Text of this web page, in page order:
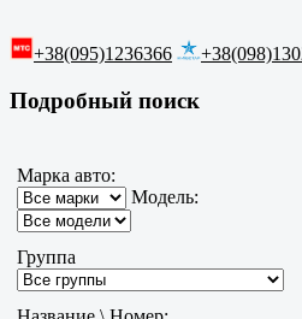
+38(095)1236366
Подробный поиск
Марка авто:
Модель:
Группа